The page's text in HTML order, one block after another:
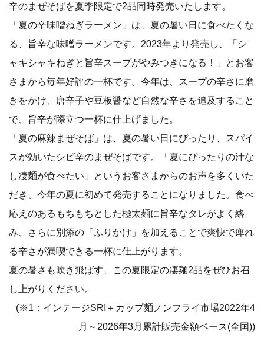
辛のまぜそばを夏季限定で2品同時発売いたします。
「夏の辛味噌ねぎラーメン」は、夏の暑い日に食べたくな
る、旨辛な味噌ラーメンです。2023年より発売し、「シ
ャキシャキねぎと旨辛スープがやみつきになる！」とお客
さまから毎年好評の一杯です。今年は、スープの辛さに磨
きをかけ、唐辛子や豆板醤など自然な辛さを追及すること
で、旨辛が際立つ一杯に仕上げました。
「夏の麻辣まぜそば」は、夏の暑い日にぴったり、スパイ
スが効いたシビ辛のまぜそばです。「夏にぴったりの汁な
し凄麺が食べたい」というお客さまからのお声を多くいた
だき、今年の夏に初めて発売することになりました。食べ
応えのあるもちもちとした極太麺に旨辛なタレがよく絡
み、さらに別添の「ふりかけ」を加えることで爽快で痺れ
る辛さが満喫できる一杯に仕上がります。
夏の暑さも吹き飛ばす、この夏限定の凄麺2品をぜひお召
し上がりください。
(※1：インテージSRI＋カップ麺ノンフライ市場2022年4
月～2026年3月累計販売金額ベース(全国))